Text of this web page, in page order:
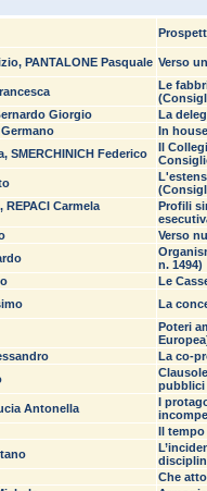
PANTALONE Pasquale Verso
Le
Giorgio
La
In
SMERCHINICH Federico
Il
REPACI Carmela
Profili
Verso
n. 1494)
Le
La
Poteri
La co-
pubblici
Antonella
I
Il tempo
Che